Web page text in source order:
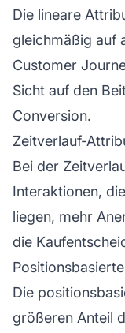
Die lineare
gleichmäßig auf
Customer
Sicht auf den
Conversion.
Zeitverlauf-
Bei der
Interaktionen,
liegen, mehr
die
Die
größeren Anteil